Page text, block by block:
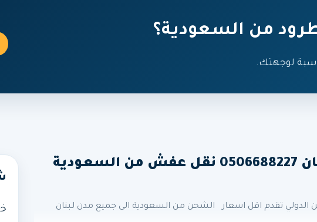
من السعودية؟
لوجهتك.
شركة شحن من السعودية الى لبنان 0506688227 نقل عفش من السعودية
تقدم اقل اسعار الشحن من السعودية الى جميع مدن لبنان